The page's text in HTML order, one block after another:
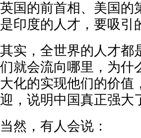
英国的前首相、美国的
是印度的人才，要吸引
其实，全世界的人才都
们就会流向哪里，为什
大化的实现他们的价值
迎，说明中国真正强大
当然，有人会说：